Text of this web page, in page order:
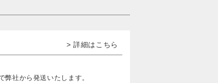
> 詳細はこちら
弊社から発送いたします。